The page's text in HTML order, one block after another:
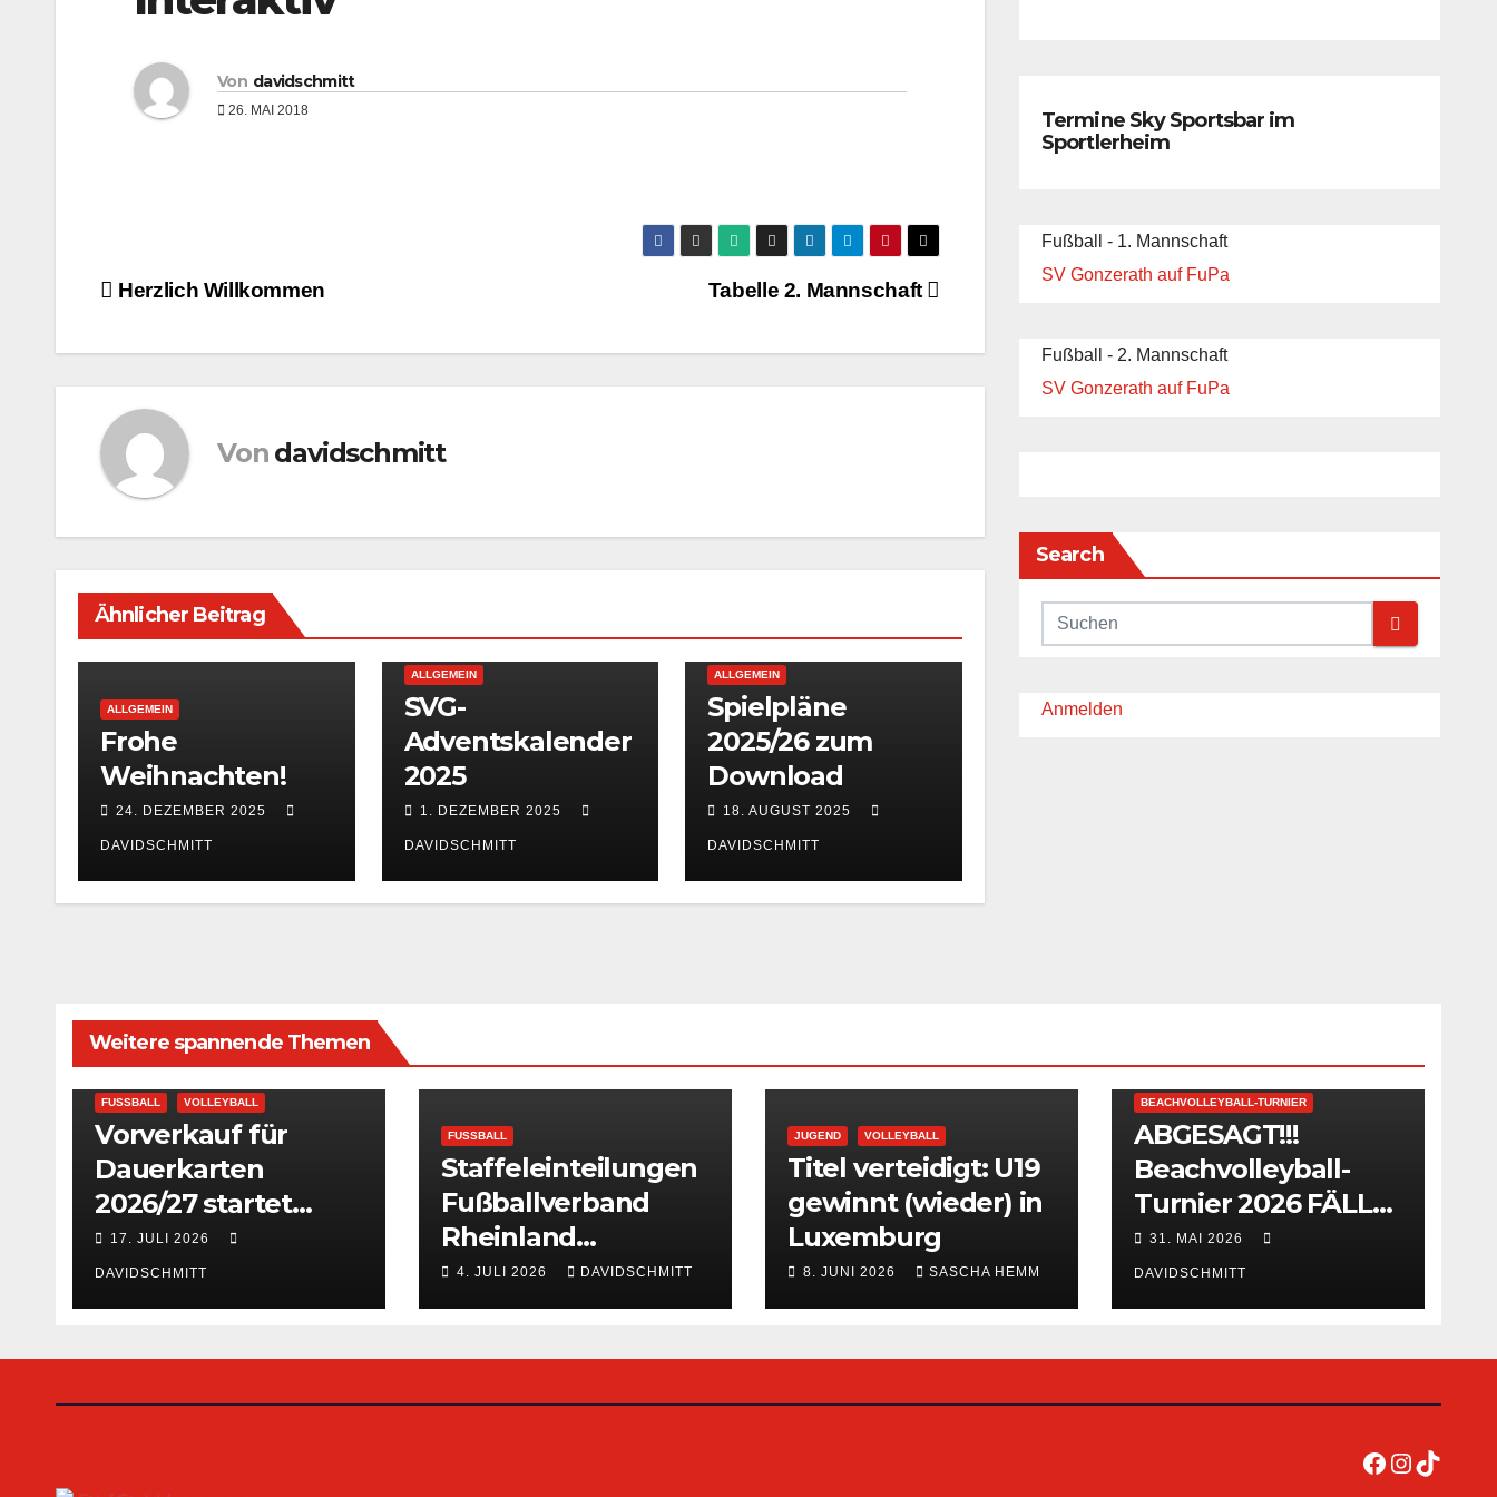
Von davidschmitt
26. MAI 2018
Beitragsnavigation Tabelle 2. Mannschaft
Herzlich Willkommen
Von davidschmitt
Ähnlicher Beitrag
ALLGEMEIN
Frohe
Weihnachten!
24. DEZEMBER 2025
DAVIDSCHMITT
ALLGEMEIN
SVG-
Adventskalender
2025
1. DEZEMBER 2025
DAVIDSCHMITT
ALLGEMEIN
Spielpläne
2025/26 zum
Download
18. AUGUST 2025
DAVIDSCHMITT
Termine Sky Sportsbar im
Sportlerheim
Fußball - 1. Mannschaft
SV Gonzerath auf FuPa
Fußball - 2. Mannschaft
SV Gonzerath auf FuPa
Search
Anmelden
Weitere spannende Themen
FUSSBALL VOLLEYBALL
Vorverkauf für
Dauerkarten
2026/27 startet
sofort
17. JULI 2026
DAVIDSCHMITT
FUSSBALL
Staffeleinteilungen
Fußballverband
Rheinland
veröffentlicht
4. JULI 2026 DAVIDSCHMITT
JUGEND VOLLEYBALL
Titel verteidigt: U19
gewinnt (wieder) in
Luxemburg
8. JUNI 2026 SASCHA HEMM
BEACHVOLLEYBALL-TURNIER
ABGESAGT!!!
Beachvolleyball-
Turnier 2026 FÄLLT
AUS!
31. MAI 2026
DAVIDSCHMITT
Facebook
TikTok